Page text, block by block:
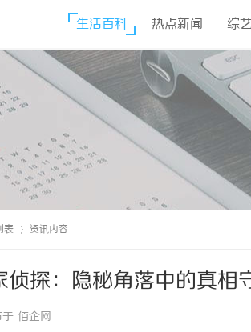
生活百科 热点新闻 综
表 资讯内容
侦探：隐秘角落中的真相
佰企网